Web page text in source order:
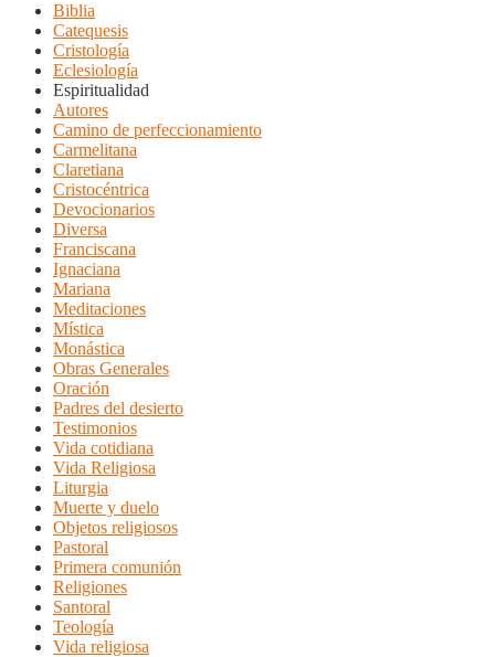
Biblia
Catequesis
Cristología
Eclesiología
Espiritualidad
Autores
Camino de perfeccionamiento
Carmelitana
Claretiana
Cristocéntrica
Devocionarios
Diversa
Franciscana
Ignaciana
Mariana
Meditaciones
Mística
Monástica
Obras Generales
Oración
Padres del desierto
Testimonios
Vida cotidiana
Vida Religiosa
Liturgia
Muerte y duelo
Objetos religiosos
Pastoral
Primera comunión
Religiones
Santoral
Teología
Vida religiosa